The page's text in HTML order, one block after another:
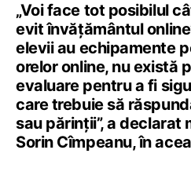
„Voi face tot posibilul
evit învățământul
elevii au echipamente
orelor online, nu există
evaluare pentru a fi
care trebuie să
sau părinții”, a declarat
Sorin Cîmpeanu, în